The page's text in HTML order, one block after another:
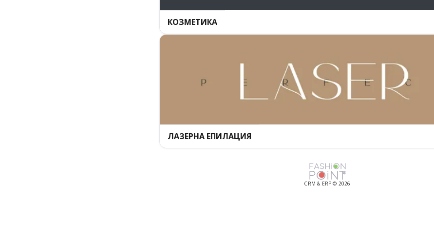
КОЗМЕТИКА
ЛАЗЕРНА ЕПИЛАЦИЯ
CRM & ERP © 2026